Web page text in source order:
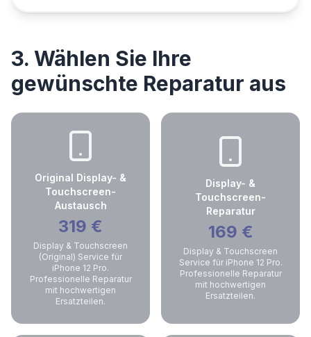
3. Wählen Sie Ihre
gewünschte Reparatur aus
Original Display- &
Touchscreen-
Austausch
319 €
Display & Touchscreen
(Original) Service für
iPhone 12 Pro.
Professionelle Reparatur
mit hochwertigen
Ersatzteilen.
Display- &
Touchscreen-
Reparatur
169 €
Display & Touchscreen
Service für iPhone 12 Pro.
Professionelle Reparatur
mit hochwertigen
Ersatzteilen.